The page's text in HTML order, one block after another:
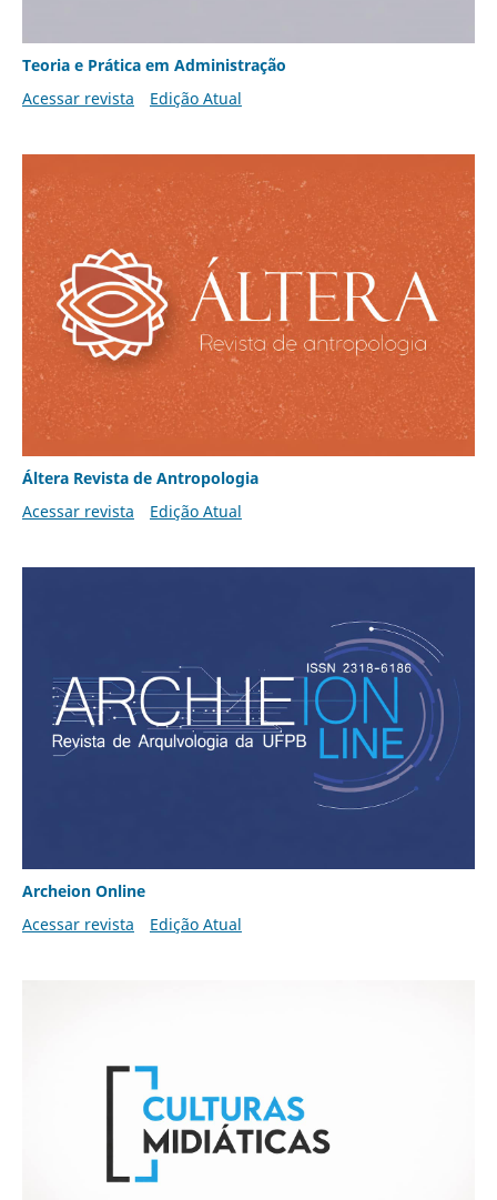
Teoria e Prática em Administração
Acessar revista
Edição Atual
Áltera Revista de Antropologia
Acessar revista
Edição Atual
Archeion Online
Acessar revista
Edição Atual